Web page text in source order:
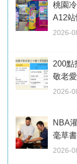
桃園
A12
2026-
200
敬老
2026-
NBA
毫草
2026-